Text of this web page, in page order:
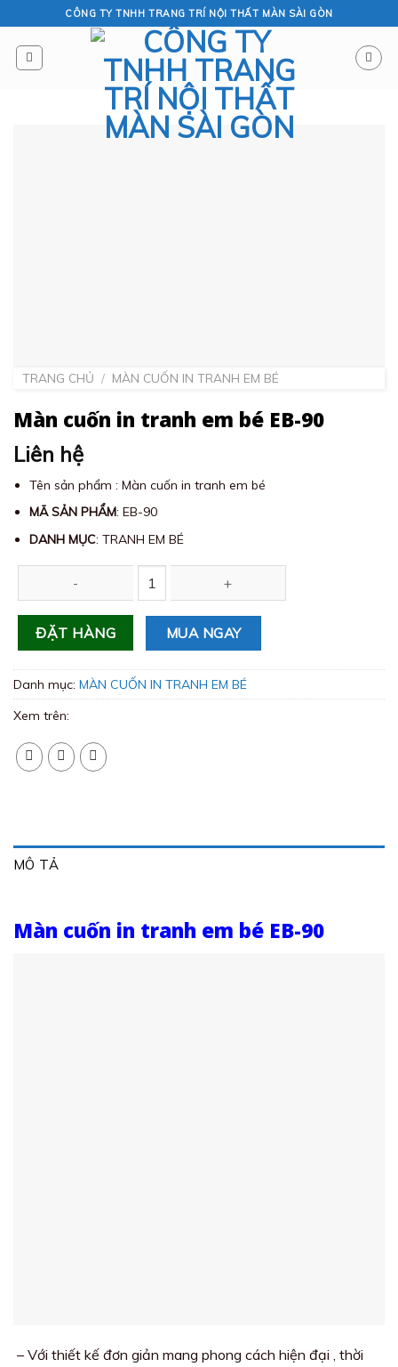
to
content
CÔNG TY TNHH TRANG TRÍ NỘI THẤT MÀN SÀI GÒN
TRANG CHỦ / MÀN CUỐN IN TRANH EM BÉ
Màn cuốn in tranh em bé EB-90
Liên hệ
Tên sản phẩm : Màn cuốn in tranh em bé
MÃ SẢN PHẨM: EB-90
DANH MỤC: TRANH EM BÉ
ĐẶT HÀNG MUA NGAY
Danh mục: MÀN CUỐN IN TRANH EM BÉ
Xem trên:
MÔ TẢ
Màn cuốn in tranh em bé EB-90
– Với thiết kế đơn giản mang phong cách hiện đại , thời